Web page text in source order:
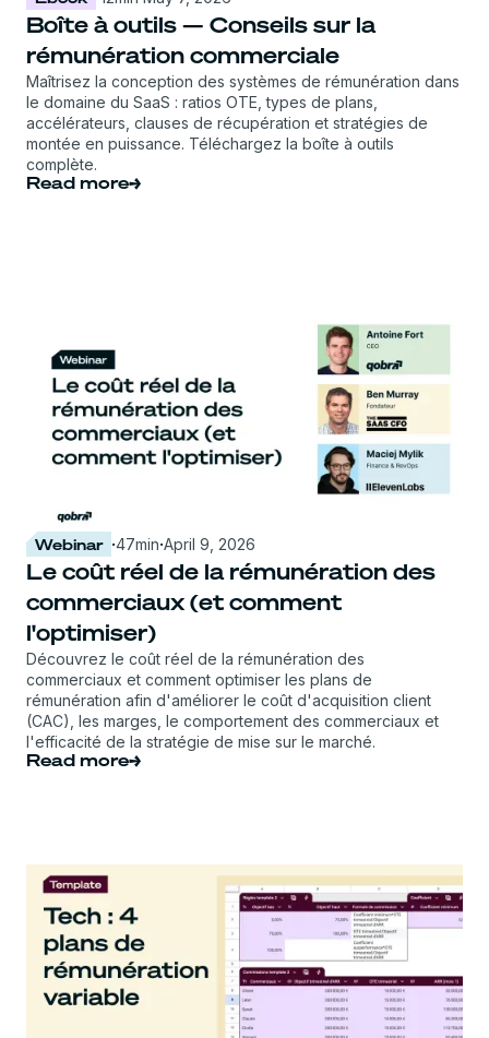
Boîte à outils — Conseils sur la
rémunération commerciale
Maîtrisez la conception des systèmes de rémunération dans
le domaine du SaaS : ratios OTE, types de plans,
accélérateurs, clauses de récupération et stratégies de
montée en puissance. Téléchargez la boîte à outils
complète.
Read more
Webinar ·47min·April 9, 2026
Le coût réel de la rémunération des
commerciaux (et comment
l'optimiser)
Découvrez le coût réel de la rémunération des
commerciaux et comment optimiser les plans de
rémunération afin d'améliorer le coût d'acquisition client
(CAC), les marges, le comportement des commerciaux et
l'efficacité de la stratégie de mise sur le marché.
Read more